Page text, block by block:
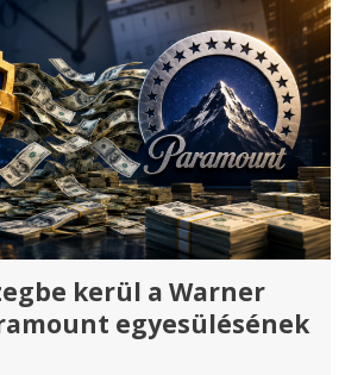
kerül a Warner
egyesülésének